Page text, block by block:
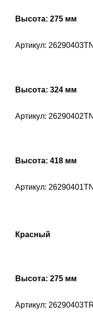
Высота: 275 мм
Артикул:
Высота: 324 мм
Артикул:
Высота: 418 мм
Артикул:
Красный
Высота: 275 мм
Артикул: